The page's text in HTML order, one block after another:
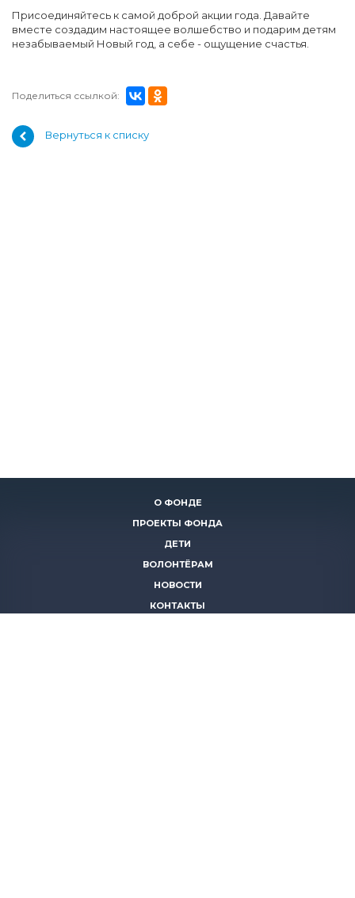
Присоединяйтесь к самой доброй акции года. Давайте
вместе создадим настоящее волшебство и подарим детям
незабываемый Новый год, а себе - ощущение счастья.
Поделиться ссылкой:
Вернуться к списку
О ФОНДЕ
ПРОЕКТЫ ФОНДА
ДЕТИ
ВОЛОНТЁРАМ
НОВОСТИ
КОНТАКТЫ